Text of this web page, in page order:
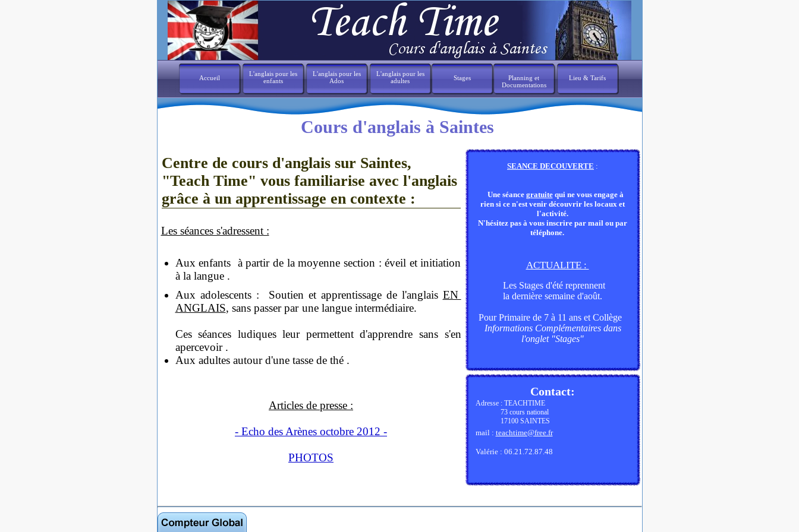
Accueil
L'anglais pour les
enfants
L'anglais pour les
Ados
L'anglais pour les
adultes
Stages
Planning et
Documentations
Lieu & Tarifs
Cours d'anglais à Saintes
Centre de cours d'anglais sur Saintes,
"Teach Time" vous familiarise avec l'anglais
grâce à un apprentissage en contexte :
Les séances s'adressent :
Aux enfants à partir de la moyenne section : éveil et initiation
à la langue .
Aux adolescents : Soutien et apprentissage de l'anglais EN
ANGLAIS, sans passer par une langue intermédiaire.
Ces séances ludiques leur permettent d'apprendre sans s'en
apercevoir .
Aux adultes autour d'une tasse de thé .
Articles de presse :
- Echo des Arènes octobre 2012 -
PHOTOS
SEANCE DECOUVERTE :
Une séance gratuitequi ne vous engage à
rien si ce n'est venir découvrir les locaux et
l'activité.
N'hésitez pas à vous inscrire par mail ou par
téléphone.
ACTUALITE :
Les Stages d'été reprennent
la dernière semaine d'août.
Pour Primaire de 7 à 11 ans et Collège
Informations Complémentaires dans
l'onglet "Stages"
Contact:
Adresse : TEACHTIME
73 cours national
17100 SAINTES
mail : teachtime@free.fr
Valérie : 06.21.72.87.48